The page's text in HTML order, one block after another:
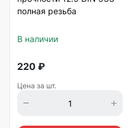
полная резьба
В наличии
220 ₽
Цена за шт.